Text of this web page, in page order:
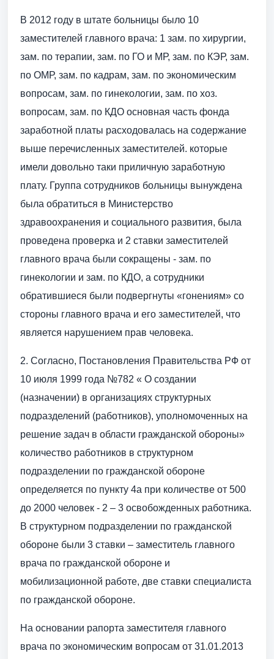
В 2012 году в штате больницы было 10
заместителей главного врача: 1 зам. по хирургии,
зам. по терапии, зам. по ГО и МР, зам. по КЭР, зам.
по ОМР, зам. по кадрам, зам. по экономическим
вопросам, зам. по гинекологии, зам. по хоз.
вопросам, зам. по КДО основная часть фонда
заработной платы расходовалась на содержание
выше перечисленных заместителей. которые
имели довольно таки приличную заработную
плату. Группа сотрудников больницы вынуждена
была обратиться в Министерство
здравоохранения и социального развития, была
проведена проверка и 2 ставки заместителей
главного врача были сокращены - зам. по
гинекологии и зам. по КДО, а сотрудники
обратившиеся были подвергнуты «гонениям» со
стороны главного врача и его заместителей, что
является нарушением прав человека.
2. Согласно, Постановления Правительства РФ от
10 июля 1999 года №782 « О создании
(назначении) в организациях структурных
подразделений (работников), уполномоченных на
решение задач в области гражданской обороны»
количество работников в структурном
подразделении по гражданской обороне
определяется по пункту 4а при количестве от 500
до 2000 человек - 2 – 3 освобожденных работника.
В структурном подразделении по гражданской
обороне были 3 ставки – заместитель главного
врача по гражданской обороне и
мобилизационной работе, две ставки специалиста
по гражданской обороне.
На основании рапорта заместителя главного
врача по экономическим вопросам от 31.01.2013